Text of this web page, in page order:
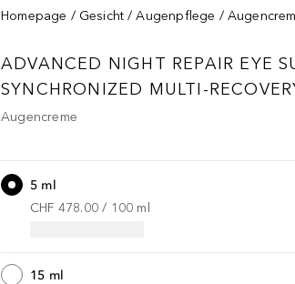
Homepage Gesicht Augenpflege
ADVANCED NIGHT REPAIR EYE
SYNCHRONIZED MULTI-
Augencreme
5 ml
CHF 478.00 / 100 ml
15 ml